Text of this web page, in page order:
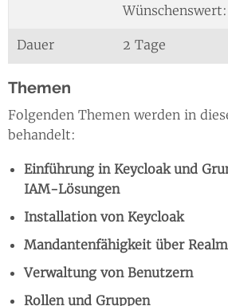
Dauer 2 Tage
Themen
Folgenden Themen werden in
behandelt:
Einführung in Keycloak und
IAM-Lösungen
Installation von Keycloak
Mandantenfähigkeit über
Verwaltung von Benutzern
Rollen und Gruppen